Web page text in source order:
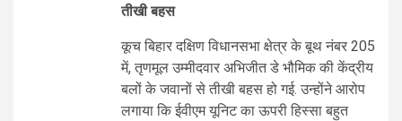
तीखी बहस
कूच बिहार दक्षिण विधानसभा क्षेत्र के बूथ नंबर 205
में, तृणमूल उम्मीदवार अभिजीत डे भौमिक की केंद्रीय
बलों के जवानों से तीखी बहस हो गई. उन्होंने आरोप
लगाया कि ईवीएम यूनिट का ऊपरी हिस्सा बहुत